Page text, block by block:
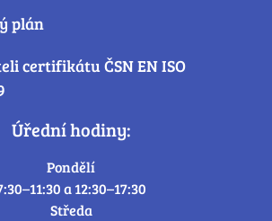
plán
certifikátu ČSN EN ISO
Úřední hodiny:
Pondělí
a 12:30–17:30
Středa